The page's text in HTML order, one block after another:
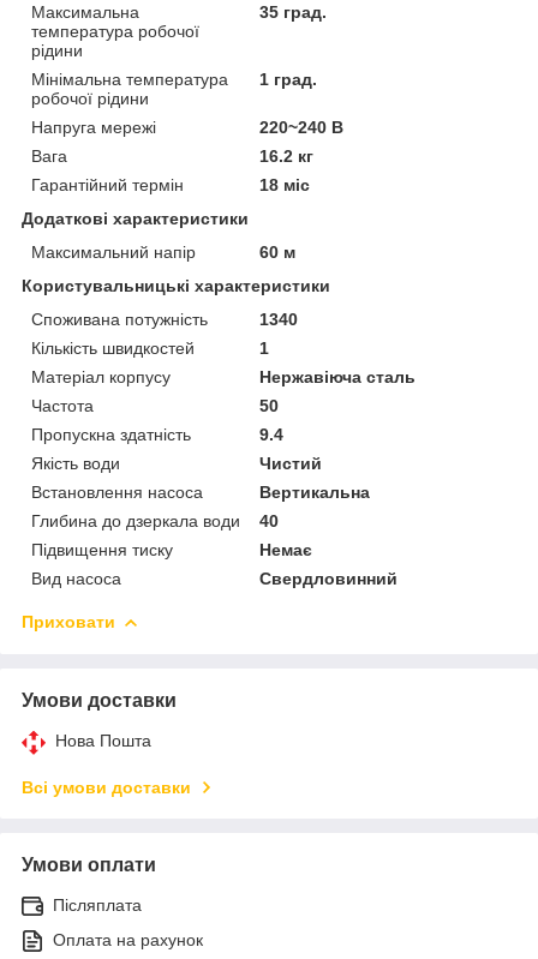
Максимальна
температура робочої
рідини
35 град.
Мінімальна температура
робочої рідини
1 град.
Напруга мережі
220~240 В
Вага
16.2 кг
Гарантійний термін
18 міс
Додаткові характеристики
Максимальний напір
60 м
Користувальницькі характеристики
Споживана потужність
1340
Кількість швидкостей
1
Матеріал корпусу
Нержавіюча сталь
Частота
50
Пропускна здатність
9.4
Якість води
Чистий
Встановлення насоса
Вертикальна
Глибина до дзеркала води
40
Підвищення тиску
Немає
Вид насоса
Свердловинний
Приховати
Умови доставки
Нова Пошта
Всі умови доставки
Умови оплати
Післяплата
Оплата на рахунок